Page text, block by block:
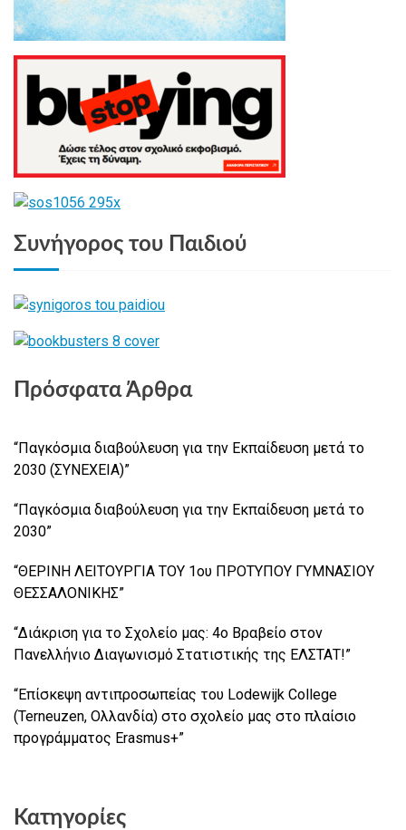
Συνήγορος του Παιδιού
Πρόσφατα Άρθρα
“Παγκόσμια διαβούλευση για την Εκπαίδευση μετά το
2030 (ΣΥΝΕΧΕΙΑ)”
“Παγκόσμια διαβούλευση για την Εκπαίδευση μετά το
2030”
“ΘΕΡΙΝΗ ΛΕΙΤΟΥΡΓΙΑ ΤΟΥ 1ου ΠΡΟΤΥΠΟΥ ΓΥΜΝΑΣΙΟΥ
ΘΕΣΣΑΛΟΝΙΚΗΣ”
“Διάκριση για το Σχολείο μας: 4ο Βραβείο στον
Πανελλήνιο Διαγωνισμό Στατιστικής της ΕΛΣΤΑΤ!”
“Επίσκεψη αντιπροσωπείας του Lodewijk College
(Terneuzen, Ολλανδία) στο σχολείο μας στο πλαίσιο
προγράμματος Erasmus+”
Κατηγορίες